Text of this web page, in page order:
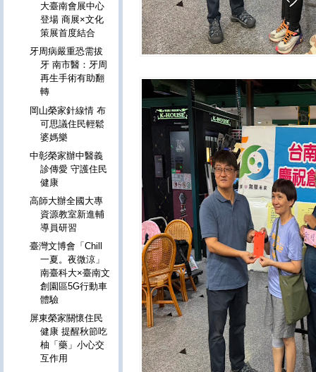
大臺南會展中心
登場 商展×文化
策展首度結合
牙周病嚴重恐需拔
牙 南市醫：牙周
再生手術有助翻
轉
岡山榮家針線情 布
可思議住民輕鬆
婆媽樂
中彰榮家辦中醫義
診傳愛 守護住民
健康
高師大辦全國大專
資源教室新進輔
導員研習
臺灣文博會「Chill
一夏。夜微涼」
南臺科大×臺南文
創園區5G行動車
體驗
屏東榮家關懷住民
健康 提醒秋節吃
柚「藥」小心交
互作用